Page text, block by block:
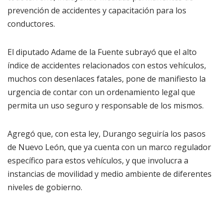
prevención de accidentes y capacitación para los
conductores.
El diputado Adame de la Fuente subrayó que el alto
índice de accidentes relacionados con estos vehículos,
muchos con desenlaces fatales, pone de manifiesto la
urgencia de contar con un ordenamiento legal que
permita un uso seguro y responsable de los mismos.
Agregó que, con esta ley, Durango seguiría los pasos
de Nuevo León, que ya cuenta con un marco regulador
específico para estos vehículos, y que involucra a
instancias de movilidad y medio ambiente de diferentes
niveles de gobierno.